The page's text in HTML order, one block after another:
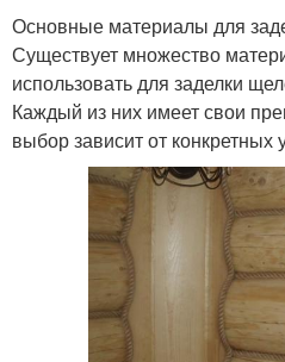
Основные материалы для
Существует множество
использовать для заделки
Каждый из них имеет свои
выбор зависит от конкретных